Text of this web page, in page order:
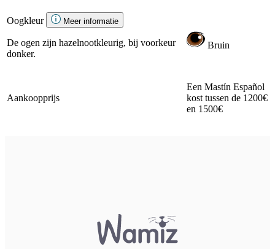
Oogkleur Meer informatie
De ogen zijn hazelnootkleurig, bij voorkeur
donker.
Bruin
Aankoopprijs
Een Mastín Español
kost tussen de 1200€
en 1500€